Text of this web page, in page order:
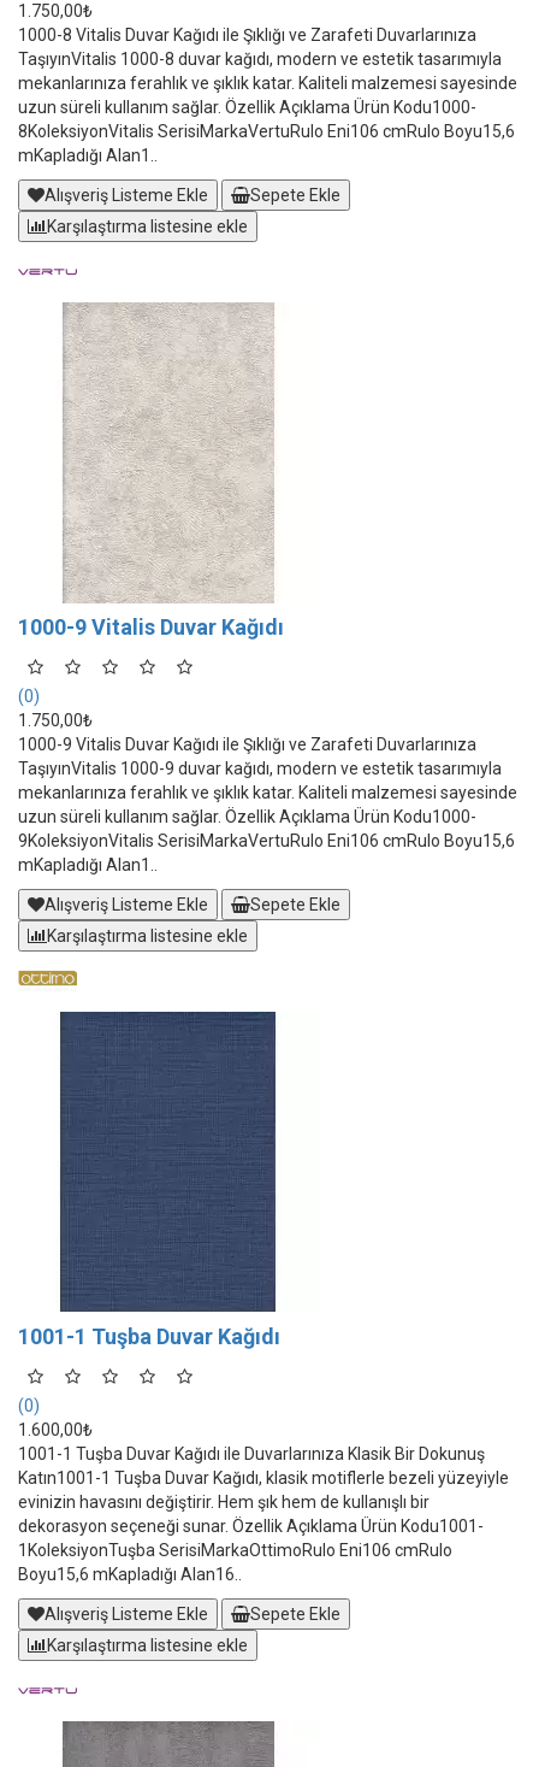
1.750,00₺
1000-8 Vitalis Duvar Kağıdı ile Şıklığı ve Zarafeti Duvarlarınıza
TaşıyınVitalis 1000-8 duvar kağıdı, modern ve estetik tasarımıyla
mekanlarınıza ferahlık ve şıklık katar. Kaliteli malzemesi sayesinde
uzun süreli kullanım sağlar. Özellik Açıklama Ürün Kodu1000-
8KoleksiyonVitalis SerisiMarkaVertuRulo Eni106 cmRulo Boyu15,6
mKapladığı Alan1..
Alışveriş Listeme Ekle
Sepete Ekle
Karşılaştırma listesine ekle
1000-9 Vitalis Duvar Kağıdı
(0)
1.750,00₺
1000-9 Vitalis Duvar Kağıdı ile Şıklığı ve Zarafeti Duvarlarınıza
TaşıyınVitalis 1000-9 duvar kağıdı, modern ve estetik tasarımıyla
mekanlarınıza ferahlık ve şıklık katar. Kaliteli malzemesi sayesinde
uzun süreli kullanım sağlar. Özellik Açıklama Ürün Kodu1000-
9KoleksiyonVitalis SerisiMarkaVertuRulo Eni106 cmRulo Boyu15,6
mKapladığı Alan1..
Alışveriş Listeme Ekle
Sepete Ekle
Karşılaştırma listesine ekle
1001-1 Tuşba Duvar Kağıdı
(0)
1.600,00₺
1001-1 Tuşba Duvar Kağıdı ile Duvarlarınıza Klasik Bir Dokunuş
Katın1001-1 Tuşba Duvar Kağıdı, klasik motiflerle bezeli yüzeyiyle
evinizin havasını değiştirir. Hem şık hem de kullanışlı bir
dekorasyon seçeneği sunar. Özellik Açıklama Ürün Kodu1001-
1KoleksiyonTuşba SerisiMarkaOttimoRulo Eni106 cmRulo
Boyu15,6 mKapladığı Alan16..
Alışveriş Listeme Ekle
Sepete Ekle
Karşılaştırma listesine ekle